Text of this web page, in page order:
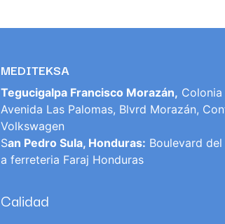
MEDITEKSA
Tegucigalpa Francisco Morazán, Colonia
Avenida Las Palomas, Blvrd Morazán,
Volkswagen
San Pedro Sula, Honduras: Boulevard
a ferreteria Faraj Honduras
Calidad